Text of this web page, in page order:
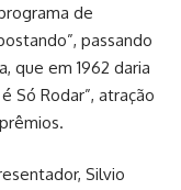
de
passando
que em 1962 daria
Só Rodar”, atração
Silvio